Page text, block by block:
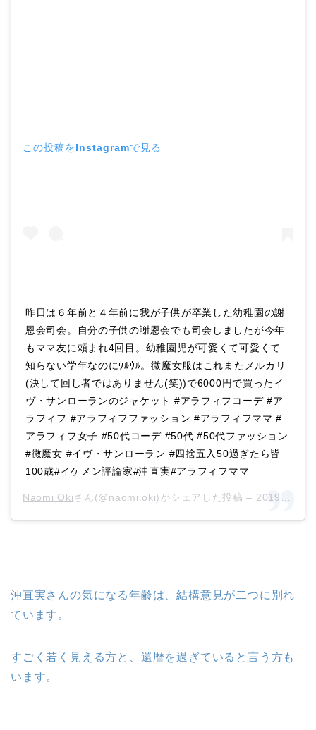
この投稿をInstagramで見る
昨日は６年前と４年前に我が子供が卒業した幼稚園の謝
恩会司会。自分の子供の謝恩会でも司会しましたが今年
もママ友に頼まれ4回目。幼稚園児が可愛くて可愛くて
知らない学年なのにｳﾙｳﾙ。微魔女服はこれまたメルカリ
(決して回し者ではありません(笑))で6000円で買ったイ
ヴ・サンローランのジャケット #アラフィフコーデ #ア
ラフィフ #アラフィフファッション #アラフィフママ #
アラフィフ女子 #50代コーデ #50代 #50代ファッション
#微魔女 #イヴ・サンローラン #四捨五入50過ぎたら皆
100歳#イケメン評論家#沖直実#アラフィフママ
Naomi Okiさん(@naomi.oki)がシェアした投稿 – 2019年 3月月17日午前4時54分PDT
沖直実さんの気になる年齢は、結構意見が二つに別れ
ています。
すごく若く見える方と、還暦を過ぎていると言う方も
います。